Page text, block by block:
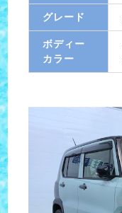
グレード
ボディー
カラー